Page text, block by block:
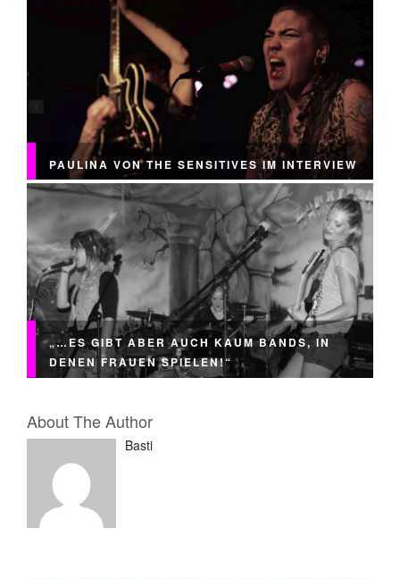
PAULINA VON THE SENSITIVES IM INTERVIEW
„…ES GIBT ABER AUCH KAUM BANDS, IN
DENEN FRAUEN SPIELEN!“
About The Author
Basti